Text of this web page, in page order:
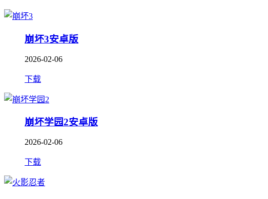
崩坏3安卓版
2026-02-06
下载
崩坏学园2安卓版
2026-02-06
下载